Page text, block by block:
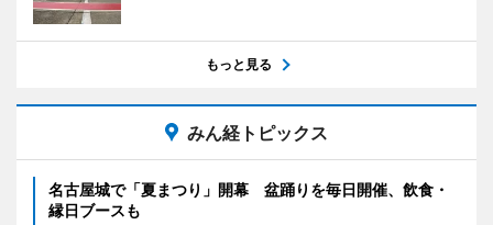
もっと見る
みん経トピックス
名古屋城で「夏まつり」開幕 盆踊りを毎日開催、飲食・
縁日ブースも